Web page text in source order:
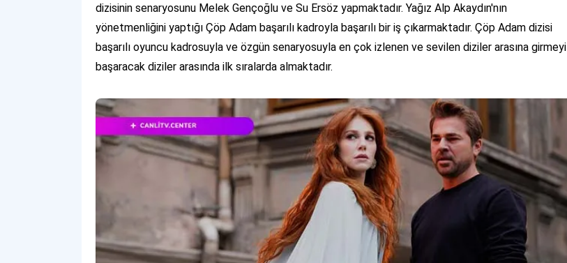
dizisinin senaryosunu Melek Gençoğlu ve Su Ersöz yapmaktadır. Yağız Alp Akaydın'nın
yönetmenliğini yaptığı Çöp Adam başarılı kadroyla başarılı bir iş çıkarmaktadır. Çöp Adam dizisi
başarılı oyuncu kadrosuyla ve özgün senaryosuyla en çok izlenen ve sevilen diziler arasına girmeyi
başaracak diziler arasında ilk sıralarda almaktadır.